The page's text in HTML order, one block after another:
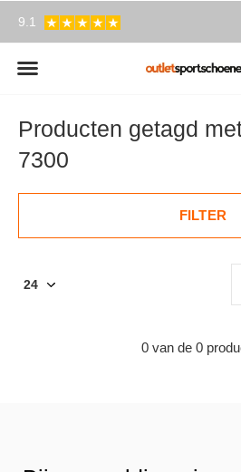
9.1
Producten getagd
7300
FILTER
0 van de 0